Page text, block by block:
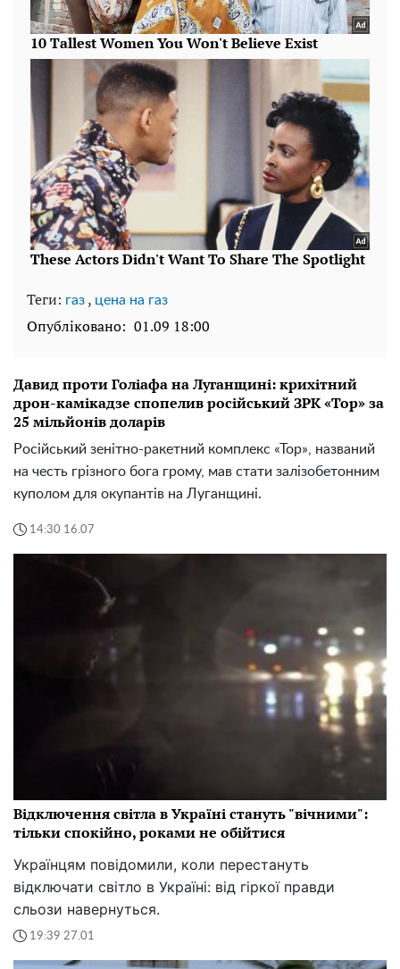
Теги: газ , цена на газ
Опубліковано: 01.09 18:00
Давид проти Голіафа на Луганщині: крихітний
дрон-камікадзе спопелив російський ЗРК «Тор» за
25 мільйонів доларів
Російський зенітно-ракетний комплекс «Тор», названий
на честь грізного бога грому, мав стати залізобетонним
куполом для окупантів на Луганщині.
14:30 16.07
Відключення світла в Україні стануть "вічними":
тільки спокійно, роками не обійтися
Українцям повідомили, коли перестануть
відключати світло в Україні: від гіркої правди
сльози навернуться.
19:39 27.01